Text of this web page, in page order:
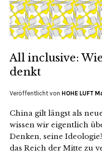
All inclusive:
denkt
Veröffentlicht von HOHE LUFT
China gilt längst als
wissen wir eigentlich
Denken, seine
das Reich der Mitte zu